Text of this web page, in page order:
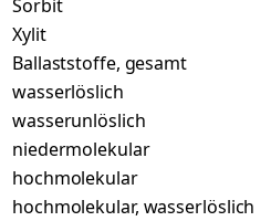
Sorbit
Xylit
Ballaststoffe, gesamt
wasserlöslich
wasserunlöslich
niedermolekular
hochmolekular
hochmolekular, wasserlöslich